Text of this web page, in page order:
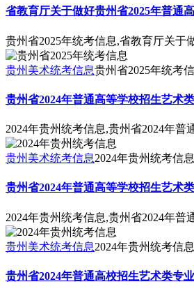
省教育厅关于做好贵州省2025年普通
贵州省2025年统考信息,省教育厅关于
贵州美术统考信息贵州省2025年统考
贵州省2024年普通高等学校招生艺术
2024年贵州统考信息,贵州省2024年
贵州美术统考信息2024年贵州统考信息
贵州省2024年普通高等学校招生艺术
2024年贵州统考信息,贵州省2024年
贵州美术统考信息2024年贵州统考信息
贵州省2024年普通高校招生艺术类专